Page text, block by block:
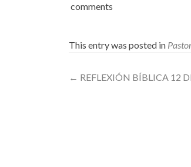
comments
This entry was posted in
Post
← REFLEXIÓN BÍBLICA 12